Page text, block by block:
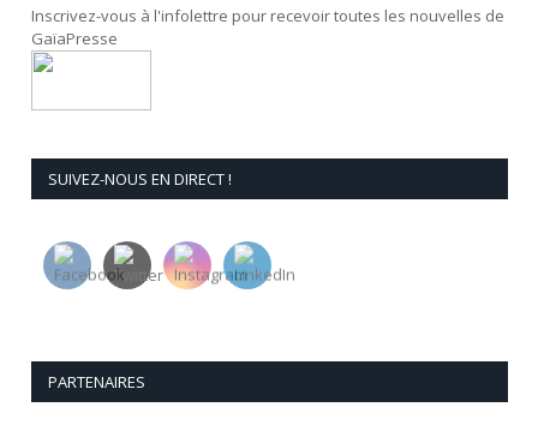
Inscrivez-vous à l'infolettre pour recevoir toutes les nouvelles de
GaïaPresse
SUIVEZ-NOUS EN DIRECT !
PARTENAIRES